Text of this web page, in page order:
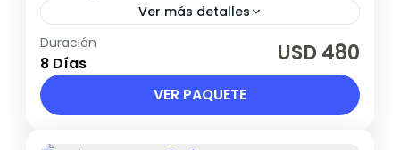
Ver más detalles
Salidas desde 2 de enero hasta 20 de
febrero.
Duración
8 Días USD 480
VER PAQUETE